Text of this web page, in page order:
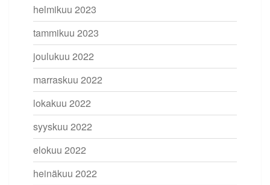
helmikuu 2023
tammikuu 2023
joulukuu 2022
marraskuu 2022
lokakuu 2022
syyskuu 2022
elokuu 2022
heinäkuu 2022